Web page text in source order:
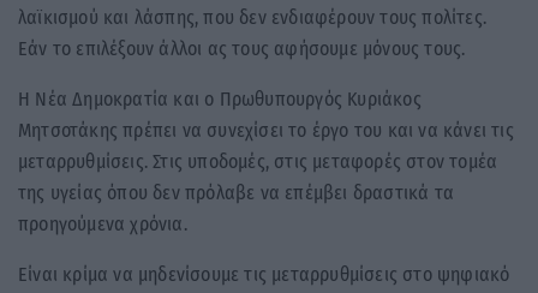
λαϊκισμού και λάσπης, που δεν ενδιαφέρουν τους πολίτες.
Εάν το επιλέξουν άλλοι ας τους αφήσουμε μόνους τους.
Η Νέα Δημοκρατία και ο Πρωθυπουργός Κυριάκος
Μητσοτάκης πρέπει να συνεχίσει το έργο του και να κάνει τις
μεταρρυθμίσεις. Στις υποδομές, στις μεταφορές στον τομέα
της υγείας όπου δεν πρόλαβε να επέμβει δραστικά τα
προηγούμενα χρόνια.
Είναι κρίμα να μηδενίσουμε τις μεταρρυθμίσεις στο ψηφιακό